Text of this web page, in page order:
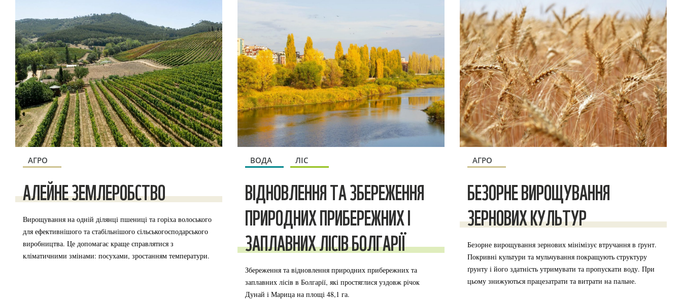
АГРО
АЛЕЙНЕ ЗЕМЛЕРОБСТВО
Вирощування на одній ділянці пшениці та горіха волоського
для ефективнішого та стабільнішого сільськогосподарського
виробництва. Це допомагає краще справлятися з
кліматичними змінами: посухами, зростанням температури.
ВОДА ЛІС
ВІДНОВЛЕННЯ ТА ЗБЕРЕЖЕННЯ
ПРИРОДНИХ ПРИБЕРЕЖНИХ І
ЗАПЛАВНИХ ЛІСІВ БОЛГАРІЇ
Збереження та відновлення природних прибережних та
заплавних лісів в Болгарії, які простяглися уздовж річок
Дунай і Марица на площі 48,1 га.
АГРО
БЕЗОРНЕ ВИРОЩУВАННЯ
ЗЕРНОВИХ КУЛЬТУР
Безорне вирощування зернових мінімізує втручання в ґрунт.
Покривні культури та мульчування покращують структуру
ґрунту і його здатність утримувати та пропускати воду. При
цьому знижуються працезатрати та витрати на пальне.